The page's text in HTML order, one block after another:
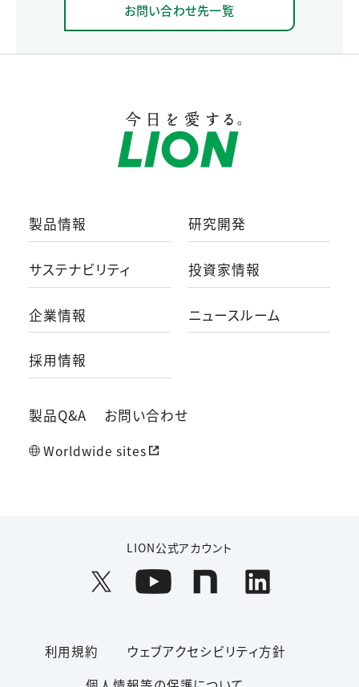
お問い合わせ先一覧
製品情報 研究開発
サステナビリティ 投資家情報
企業情報 ニュースルーム
採用情報
製品Q&A お問い合わせ
Worldwide sites
LION公式アカウント
利用規約
ウェブアクセシビリティ方針